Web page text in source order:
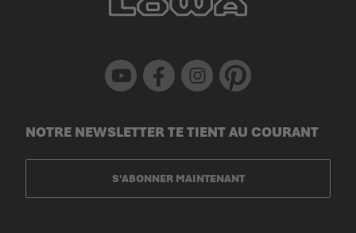
Youtube Facebook Instagram Pinterest
NOTRE NEWSLETTER TE TIENT AU COURANT
S'ABONNER MAINTENANT